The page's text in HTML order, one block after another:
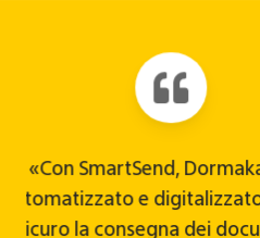
«Ora riceviamo la
digitale e possiamo
luogo, il che ci fa